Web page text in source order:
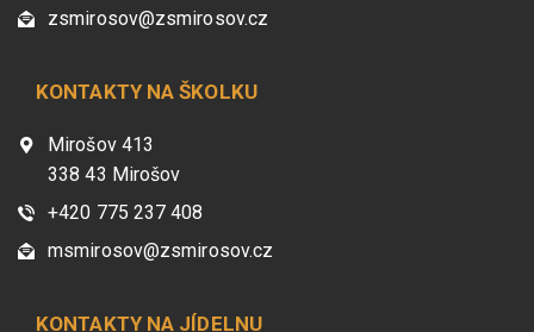
zsmirosov@zsmirosov.cz
KONTAKTY NA ŠKOLKU
Mirošov 413
338 43 Mirošov
+420 775 237 408
msmirosov@zsmirosov.cz
KONTAKTY NA JÍDELNU